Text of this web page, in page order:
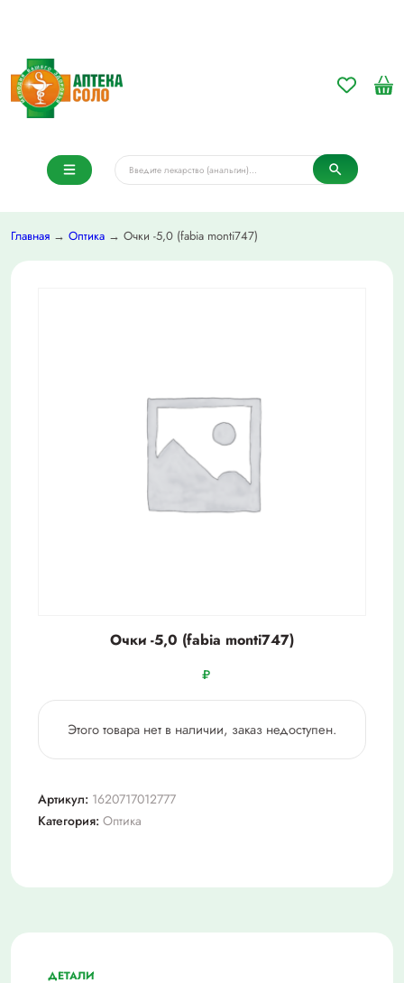
Главная → Оптика → Очки -5,0 (fabia monti747)
Очки -5,0 (fabia monti747)
₽
Этого товара нет в наличии, заказ недоступен.
Артикул: 1620717012777
Категория: Оптика
ДЕТАЛИ